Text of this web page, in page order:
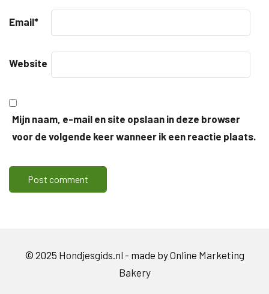
Email*
Website
Mijn naam, e-mail en site opslaan in deze browser
voor de volgende keer wanneer ik een reactie plaats.
© 2025 Hondjesgids.nl - made byOnline Marketing
Bakery